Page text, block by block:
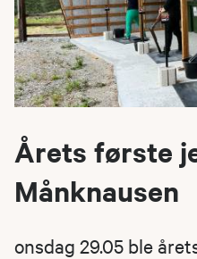
Årets første
Månknausen
onsdag 29.05 ble